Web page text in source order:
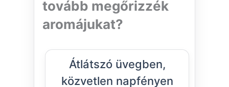
tovább megőrizzék
aromájukat?
Átlátszó üvegben,
közvetlen napfényen